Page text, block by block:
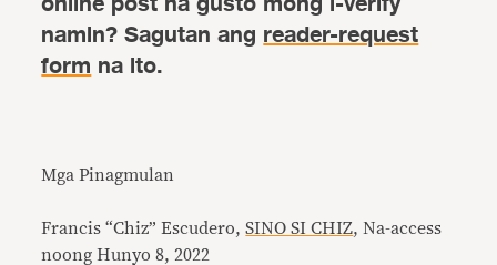
namin? Sagutan angreader-request
formna ito.
Mga Pinagmulan
Francis “Chiz” Escudero,SINO SI CHIZ, Na-access
noong Hunyo 8, 2022